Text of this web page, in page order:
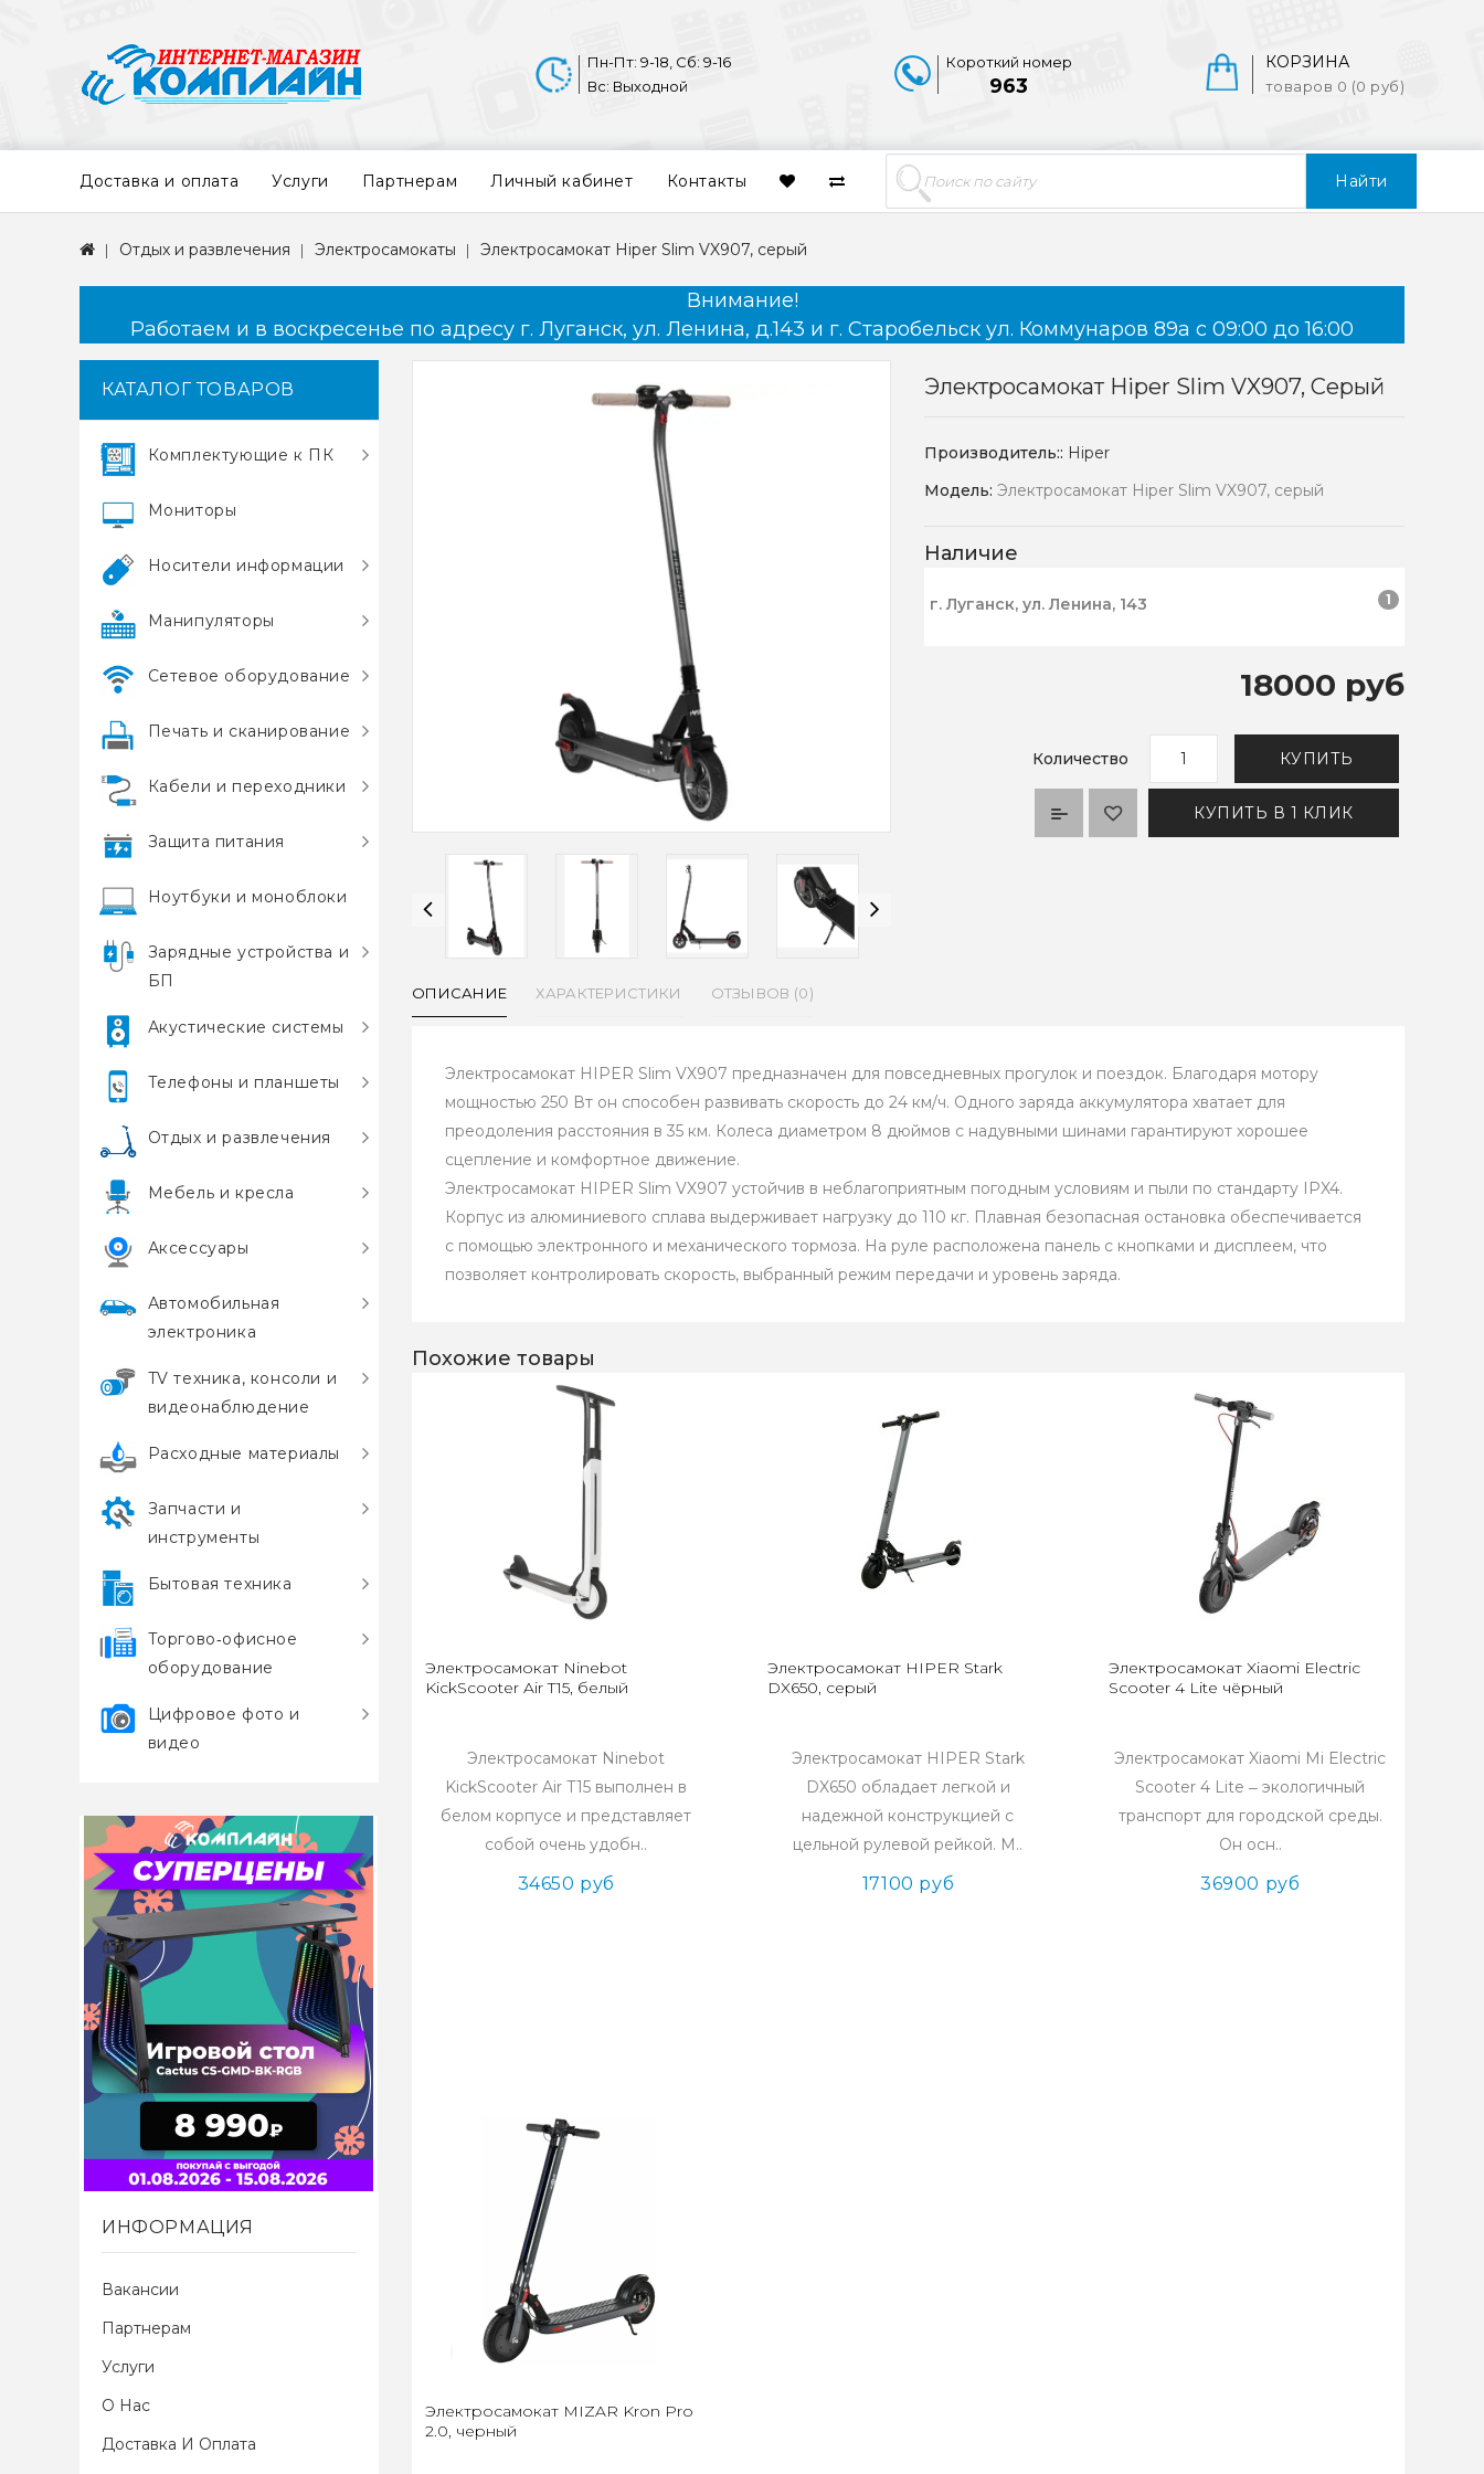
Найти
КОРЗИНА
товаров 0 (0 руб)
Короткий номер
963
Пн-Пт: 9-18, Сб: 9-16
Вс: Выходной
Доставка и оплата Услуги Партнерам Личный кабинет Контакты
Отдых и развлечения Электросамокаты Электросамокат Hiper Slim VX907, серый
Внимание!
Работаем и в воскресенье по адресу г. Луганск, ул. Ленина, д.143 и г. Старобельск ул. Коммунаров 89а с 09:00 до 16:00
КАТАЛОГ ТОВАРОВ
Комплектующие к ПК
Мониторы
Носители информации
Манипуляторы
Сетевое оборудование
Печать и сканирование
Кабели и переходники
Защита питания
Ноутбуки и моноблоки
Зарядные устройства и
БП
Акустические системы
Телефоны и планшеты
Отдых и развлечения
Мебель и кресла
Аксессуары
Автомобильная
электроника
TV техника, консоли и
видеонаблюдение
Расходные материалы
Запчасти и
инструменты
Бытовая техника
Торгово‑офисное
оборудование
Цифровое фото и
видео
ИНФОРМАЦИЯ
Вакансии
Партнерам
Услуги
О Нас
Доставка И Оплата
Электросамокат Hiper Slim VX907, Серый
Производитель:: Hiper
Модель:Электросамокат Hiper Slim VX907, серый
Наличие
г. Луганск, ул. Ленина, 143 1
18000 руб
Количество КУПИТЬ
КУПИТЬ В 1 КЛИК
ОПИСАНИЕ ХАРАКТЕРИСТИКИ ОТЗЫВОВ (0)
Электросамокат HIPER Slim VX907 предназначен для повседневных прогулок и поездок. Благодаря мотору
мощностью 250 Вт он способен развивать скорость до 24 км/ч. Одного заряда аккумулятора хватает для
преодоления расстояния в 35 км. Колеса диаметром 8 дюймов с надувными шинами гарантируют хорошее
сцепление и комфортное движение.
Электросамокат HIPER Slim VX907 устойчив в неблагоприятным погодным условиям и пыли по стандарту IPX4.
Корпус из алюминиевого сплава выдерживает нагрузку до 110 кг. Плавная безопасная остановка обеспечивается
с помощью электронного и механического тормоза. На руле расположена панель с кнопками и дисплеем, что
позволяет контролировать скорость, выбранный режим передачи и уровень заряда.
Похожие товары
Электросамокат Ninebot
KickScooter Air T15, белый
Электросамокат Ninebot
KickScooter Air T15 выполнен в
белом корпусе и представляет
собой очень удобн..
34650 руб
Электросамокат HIPER Stark
DX650, серый
Электросамокат HIPER Stark
DX650 обладает легкой и
надежной конструкцией с
цельной рулевой рейкой. М..
17100 руб
Электросамокат Xiaomi Electric
Scooter 4 Lite чёрный
Электросамокат Xiaomi Mi Electric
Scooter 4 Lite ‒ экологичный
транспорт для городской среды.
Он осн..
36900 руб
Электросамокат MIZAR Kron Pro
2.0, черный